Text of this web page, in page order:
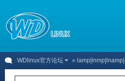
WDlinux官方论坛 »